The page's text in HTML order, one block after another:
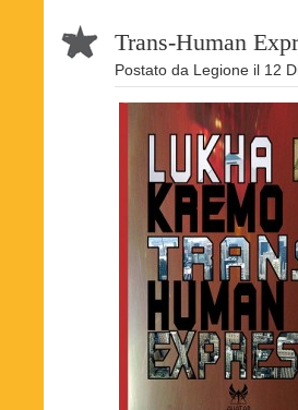
Trans-Human
Postato da Legione il 12